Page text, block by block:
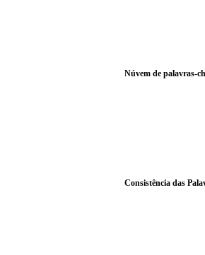
Núvem de palavras-
Consistência das